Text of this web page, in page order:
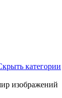
категории
изображений